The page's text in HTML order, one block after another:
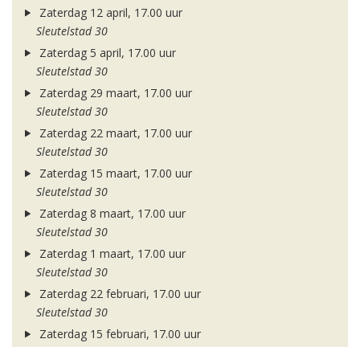
Zaterdag 12 april, 17.00 uur
Sleutelstad 30
Zaterdag 5 april, 17.00 uur
Sleutelstad 30
Zaterdag 29 maart, 17.00 uur
Sleutelstad 30
Zaterdag 22 maart, 17.00 uur
Sleutelstad 30
Zaterdag 15 maart, 17.00 uur
Sleutelstad 30
Zaterdag 8 maart, 17.00 uur
Sleutelstad 30
Zaterdag 1 maart, 17.00 uur
Sleutelstad 30
Zaterdag 22 februari, 17.00 uur
Sleutelstad 30
Zaterdag 15 februari, 17.00 uur